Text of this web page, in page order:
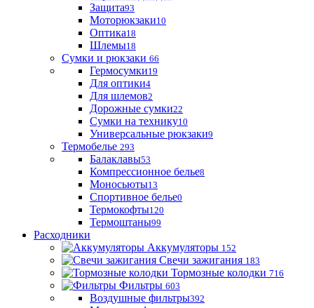
Защита93
Моторюкзаки10
Оптика18
Шлемы18
Сумки и рюкзаки 66
Гермосумки19
Для оптики4
Для шлемов2
Дорожные сумки22
Сумки на технику10
Универсальные рюкзаки9
Термобелье 293
Балаклавы53
Компрессионное белье8
Моносьюты13
Спортивное белье0
Термокофты120
Термоштаны99
Расходники
Аккумуляторы 152
Свечи зажигания 183
Тормозные колодки 716
Фильтры 603
Воздушные фильтры392